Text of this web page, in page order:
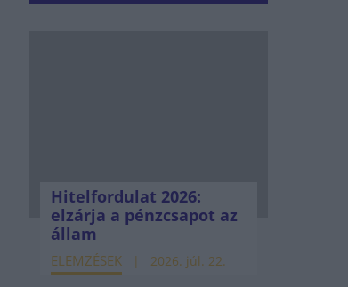
Hitelfordulat 2026:
elzárja a pénzcsapot az
állam
ELEMZÉSEK 2026. júl. 22.